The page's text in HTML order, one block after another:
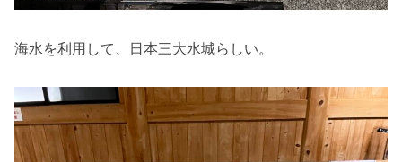
海水を利用して、日本三大水城らしい。